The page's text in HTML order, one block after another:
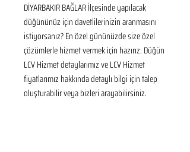
DİYARBAKIR BAĞLAR İlçesinde yapılacak
düğününüz için davetlilerinizin aranmasını
istiyorsanız? En özel gününüzde size özel
çözümlerle hizmet vermek için hazırız. Düğün
LCV Hizmet detaylarımız ve LCV Hizmet
fiyatlarımız hakkında detaylı bilgi için talep
oluşturabilir veya bizleri arayabilirsiniz.